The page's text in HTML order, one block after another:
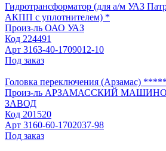
Гидротрансформатор (для а/м УАЗ
АКПП с уплотнителем) *
Произ-ль ОАО УАЗ
Код 224491
Арт 3163-40-1709012-10
Под заказ
Головка переключения (Арзамас) *****
Произ-ль АРЗАМАССКИЙ
ЗАВОД
Код 201520
Арт 3160-60-1702037-98
Под заказ